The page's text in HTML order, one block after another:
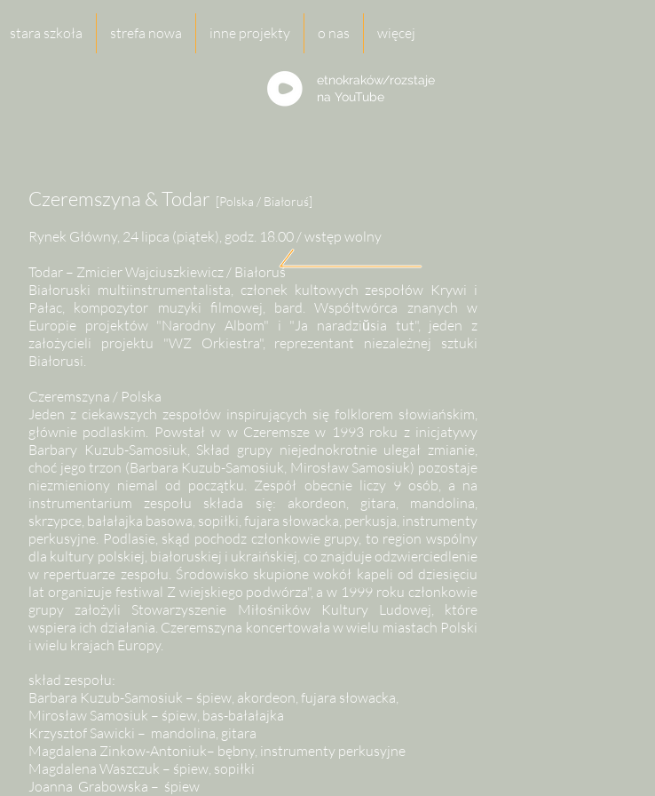
stara szkoła strefa nowa inne projekty o nas więcej
etnokraków/rozstaje
na YouTube
Czeremszyna & Todar [Polska / Białoruś]
Rynek Główny, 24 lipca (piątek), godz. 18.00 / wstęp wolny
Todar – Zmicier Wajciuszkiewicz / Białoruś
Białoruski multiinstrumentalista, członek kultowych zespołów Krywi i
Pałac, kompozytor muzyki filmowej, bard. Współtwórca znanych w
Europie projektów "Narodny Albom" i "Ja naradziŭsia tut", jeden z
założycieli projektu "WZ Orkiestra", reprezentant niezależnej sztuki
Białorusi.
Czeremszyna / Polska
Jeden z ciekawszych zespołów inspirujących się folklorem słowiańskim,
głównie podlaskim. Powstał w w Czeremsze w 1993 roku z inicjatywy
Barbary Kuzub-Samosiuk, Skład grupy niejednokrotnie ulegał zmianie,
choć jego trzon (Barbara Kuzub-Samosiuk, Mirosław Samosiuk) pozostaje
niezmieniony niemal od początku. Zespół obecnie liczy 9 osób, a na
instrumentarium zespołu składa się: akordeon, gitara, mandolina,
skrzypce, bałałajka basowa, sopiłki, fujara słowacka, perkusja, instrumenty
perkusyjne. Podlasie, skąd pochodz członkowie grupy, to region wspólny
dla kultury polskiej, białoruskiej i ukraińskiej, co znajduje odzwierciedlenie
w repertuarze zespołu. Środowisko skupione wokół kapeli od dziesięciu
lat organizuje festiwal Z wiejskiego podwórza", a w 1999 roku członkowie
grupy założyli Stowarzyszenie Miłośników Kultury Ludowej, które
wspiera ich działania. Czeremszyna koncertowała w wielu miastach Polski
i wielu krajach Europy.
skład zespołu:
Barbara Kuzub-Samosiuk – śpiew, akordeon, fujara słowacka,
Mirosław Samosiuk – śpiew, bas-bałałajka
Krzysztof Sawicki – mandolina, gitara
Magdalena Zinkow-Antoniuk– bębny, instrumenty perkusyjne
Magdalena Waszczuk – śpiew, sopiłki
Joanna Grabowska – śpiew